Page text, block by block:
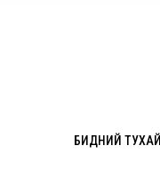
БИДНИЙ ТУХАЙ